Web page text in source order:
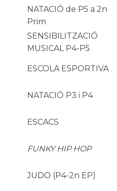
NATACIÓ de P5 a 2n
Prim
SENSIBILITZACIÓ
MUSICAL P4-P5
ESCOLA ESPORTIVA
NATACIÓ P3 i P4
ESCACS
FUNKY HIP HOP
JUDO (P4-2n EP)